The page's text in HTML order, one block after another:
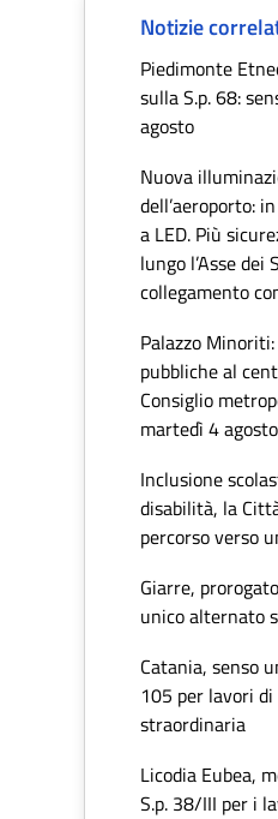
Notizie
Piedimonte
sulla S.p. 68:
agosto
Nuova
dell’aeroporto:
a LED. Più
lungo l’Asse
collegamento
Palazzo
pubbliche al
Consiglio
martedì 4 agosto
Inclusione
disabilità, la
percorso verso
Giarre,
unico alternato
Catania, senso
105 per lavori
straordinaria
Licodia Eubea,
S.p. 38/III per i